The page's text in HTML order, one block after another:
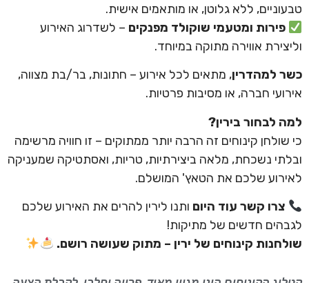
טבעוניים, ללא גלוטן, או מותאמים אישית.
פירות ומטעמי שוקולד מפנקים – לשדרוג האירוע
וליצירת אווירה מתוקה במיוחד.
כשר למהדרין, מתאים לכל אירוע – חתונות, בר/בת מצווה,
אירועי חברה, או מסיבות פרטיות.
למה לבחור בירין?
כי שולחן קינוחים זה הרבה יותר ממתוקים – זו חוויה מרשימה
ובלתי נשכחת, מלאה ביצירתיות, טריות, ואסתטיקה שמעניקה
לאירוע שלכם את הטאץ' המושלם.
צרו קשר עוד היום ותנו לירין להרים את האירוע שלכם
לגבהים חדשים של מתיקות!
שולחנות קינוחים של ירין – מתוק שעושה רושם.